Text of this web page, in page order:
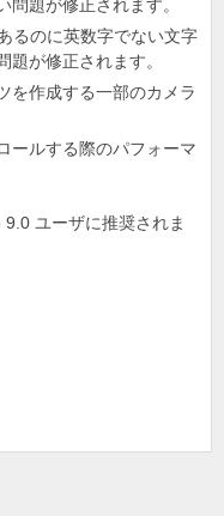
題が修正されます。
るのに英数字でない文字
が修正されます。
を作成する一部のカメラ
ールする際のパフォーマ
ユーザに推奨されま